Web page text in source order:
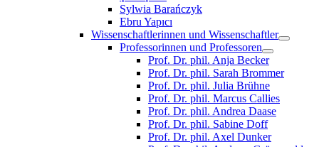
Sylwia Barańczyk
Ebru Yapıcı
Wissenschaftlerinnen und Wissenschaftler
Professorinnen und Professoren
Prof. Dr. phil. Anja Becker
Prof. Dr. phil. Sarah Brommer
Prof. Dr. phil. Julia Brühne
Prof. Dr. phil. Marcus Callies
Prof. Dr. phil. Andrea Daase
Prof. Dr. phil. Sabine Doff
Prof. Dr. phil. Axel Dunker